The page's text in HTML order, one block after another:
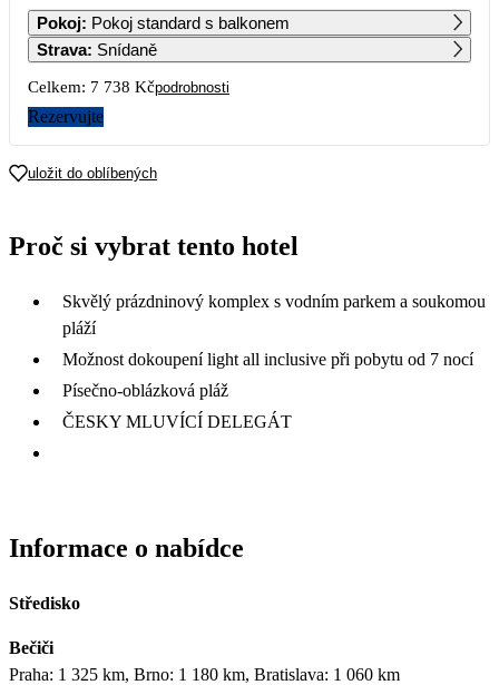
1
5 069
2 3 4
5
4 269
6
3 869
7
3 869
8 9 10 11
12
3 869 3 869 3 869 3 869 3 869 3 869 3 869
19 20
26
3 869
27 28 29
Pokoj:
Pokoj standard s balkonem
Strava: Snídaně
Celkem: 7 738 Kčpodrobnosti
Rezervujte
uložit do oblíbených
Proč si vybrat tento hotel
Skvělý prázdninový komplex s vodním parkem a soukomou
pláží
Možnost dokoupení light all inclusive při pobytu od 7 nocí
Písečno-oblázková pláž
ČESKY MLUVÍCÍ DELEGÁT
Informace o nabídce
Středisko
Bečiči
Praha: 1 325 km, Brno: 1 180 km, Bratislava: 1 060 km